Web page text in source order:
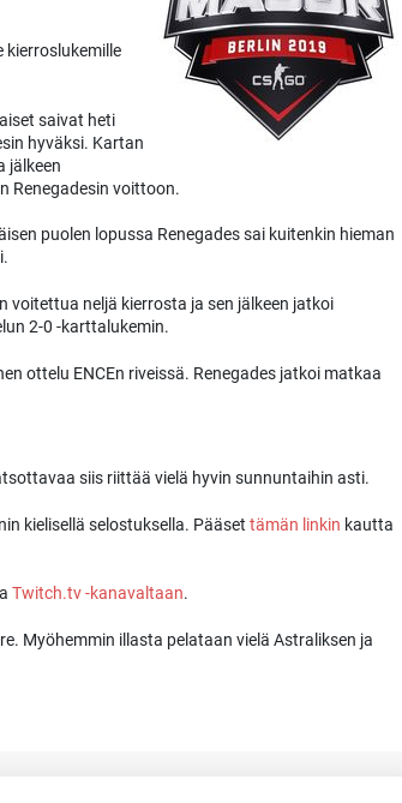
kierroslukemille
saivat heti
hyväksi. Kartan
jälkeen
Renegadesin voittoon.
puolen lopussa Renegades sai kuitenkin hieman
voitettua neljä kierrosta ja sen jälkeen jatkoi
2-0 -karttalukemin.
ottelu ENCEn riveissä. Renegades jatkoi matkaa
siis riittää vielä hyvin sunnuntaihin asti.
kielisellä selostuksella. Pääset tämän linkin kautta
Twitch.tv -kanavaltaan.
Myöhemmin illasta pelataan vielä Astraliksen ja